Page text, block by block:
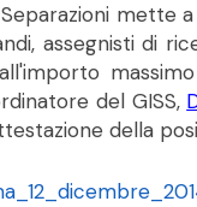
mette
assegnisti di
del GISS,
della